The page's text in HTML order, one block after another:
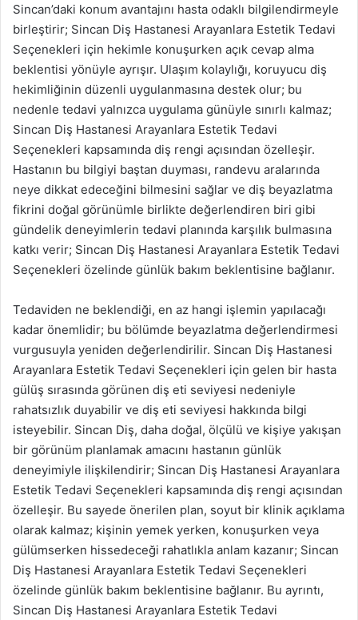
Sincan’daki konum avantajını hasta odaklı bilgilendirmeyle
birleştirir; Sincan Diş Hastanesi Arayanlara Estetik Tedavi
Seçenekleri için hekimle konuşurken açık cevap alma
beklentisi yönüyle ayrışır. Ulaşım kolaylığı, koruyucu diş
hekimliğinin düzenli uygulanmasına destek olur; bu
nedenle tedavi yalnızca uygulama günüyle sınırlı kalmaz;
Sincan Diş Hastanesi Arayanlara Estetik Tedavi
Seçenekleri kapsamında diş rengi açısından özelleşir.
Hastanın bu bilgiyi baştan duyması, randevu aralarında
neye dikkat edeceğini bilmesini sağlar ve diş beyazlatma
fikrini doğal görünümle birlikte değerlendiren biri gibi
gündelik deneyimlerin tedavi planında karşılık bulmasına
katkı verir; Sincan Diş Hastanesi Arayanlara Estetik Tedavi
Seçenekleri özelinde günlük bakım beklentisine bağlanır.
Tedaviden ne beklendiği, en az hangi işlemin yapılacağı
kadar önemlidir; bu bölümde beyazlatma değerlendirmesi
vurgusuyla yeniden değerlendirilir. Sincan Diş Hastanesi
Arayanlara Estetik Tedavi Seçenekleri için gelen bir hasta
gülüş sırasında görünen diş eti seviyesi nedeniyle
rahatsızlık duyabilir ve diş eti seviyesi hakkında bilgi
isteyebilir. Sincan Diş, daha doğal, ölçülü ve kişiye yakışan
bir görünüm planlamak amacını hastanın günlük
deneyimiyle ilişkilendirir; Sincan Diş Hastanesi Arayanlara
Estetik Tedavi Seçenekleri kapsamında diş rengi açısından
özelleşir. Bu sayede önerilen plan, soyut bir klinik açıklama
olarak kalmaz; kişinin yemek yerken, konuşurken veya
gülümserken hissedeceği rahatlıkla anlam kazanır; Sincan
Diş Hastanesi Arayanlara Estetik Tedavi Seçenekleri
özelinde günlük bakım beklentisine bağlanır. Bu ayrıntı,
Sincan Diş Hastanesi Arayanlara Estetik Tedavi